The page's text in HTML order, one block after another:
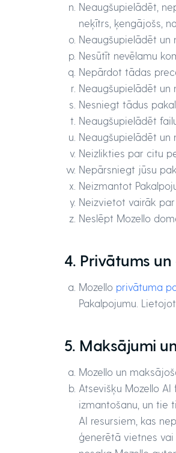
Neaugšupielādēt,
neķītrs, ķengājošs,
Neaugšupielādēt un
Nesūtīt nevēlamu
Nepārdot tādas
Neaugšupielādēt un
Nesniegt tādus
Neaugšupielādēt
Neaugšupielādēt un
Neizlikties par citu
Nepārsniegt jūsu
Neizmantot
Neizvietot vairāk
Neslēpt Mozello
4. Privātums
Mozello privātuma
Pakalpojumu.
5. Maksājumi
Mozello un
Atsevišķu Mozello
izmantošanu, un tie
AI resursiem, kas
ģenerētā vietnes